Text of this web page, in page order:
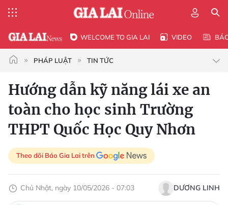
WELCOME TO GIA LAI VIDEO
PHÁP LUẬT TIN TỨC
Hướng dẫn kỹ năng lái xe an
toàn cho học sinh Trường
THPT Quốc Học Quy Nhơn
Theo dõi Báo Gia Lai trên
Chủ Nhật, ngày 10/05/2026 - 07:03 DƯƠNG LINH